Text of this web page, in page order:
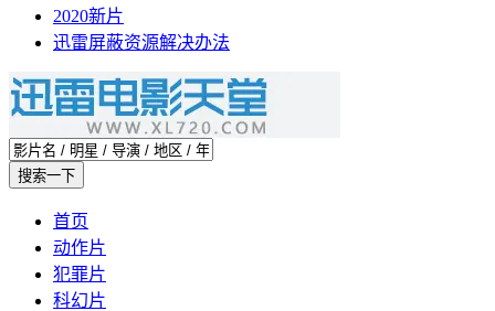
2020新片
迅雷屏蔽资源解决办法
首页
动作片
犯罪片
科幻片